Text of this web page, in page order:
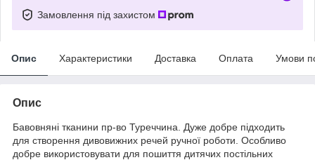
Замовлення під захистом
Опис Характеристики Доставка Оплата Умови
Опис
Бавовняні тканини пр-во Туреччина. Дуже добре підходить
для створення дивовижних речей ручної роботи. Особливо
добре використовувати для пошиття дитячих постільних